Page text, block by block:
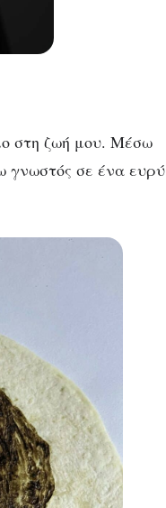
στη ζωή μου. Μέσω
γνωστός σε ένα ευρύ